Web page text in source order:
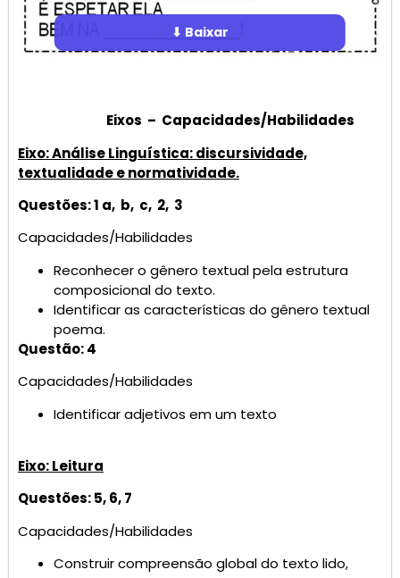
⬇ Baixar
Eixos – Capacidades/Habilidades
Eixo: Análise Linguística: discursividade,
textualidade e normatividade.
Questões: 1 a, b, c, 2, 3
Capacidades/Habilidades
Reconhecer o gênero textual pela estrutura
composicional do texto.
Identificar as características do gênero textual
poema.
Questão: 4
Capacidades/Habilidades
Identificar adjetivos em um texto
Eixo: Leitura
Questões: 5, 6, 7
Capacidades/Habilidades
Construir compreensão global do texto lido,